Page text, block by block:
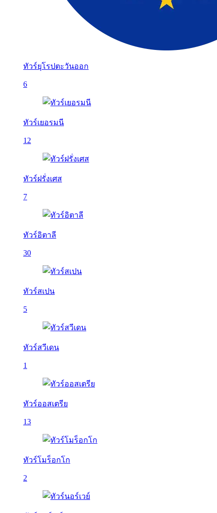
ทัวร์ยุโรปตะวันออก
6
ทัวร์เยอรมนี
12
ทัวร์ฝรั่งเศส
7
ทัวร์อิตาลี
30
ทัวร์สเปน
5
ทัวร์สวีเดน
1
ทัวร์ออสเตรีย
13
ทัวร์โมร็อกโก
2